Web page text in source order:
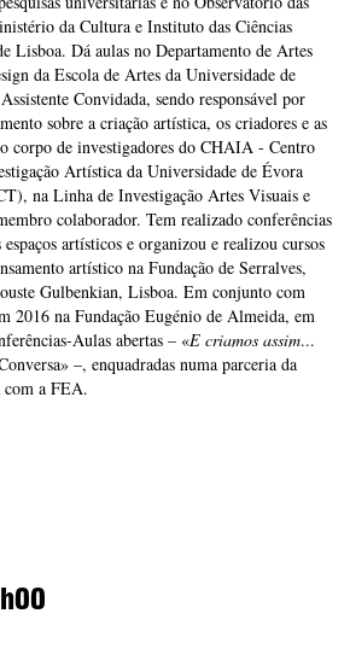
da Cultura e Instituto das Ciências
Lisboa. Dá aulas no Departamento de Artes
da Escola de Artes da Universidade de
Convidada, sendo responsável por
sobre a criação artística, os criadores e as
corpo de investigadores do CHAIA - Centro
Artística da Universidade de Évora
na Linha de Investigação Artes Visuais e
colaborador. Tem realizado conferências
artísticos e organizou e realizou cursos
artístico na Fundação de Serralves,
Gulbenkian, Lisboa. Em conjunto com
2016 na Fundação Eugénio de Almeida, em
Aulas abertas – «E criamos assim...
–, enquadradas numa parceria da
com a FEA.